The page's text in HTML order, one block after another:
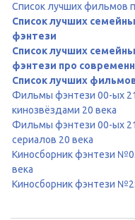
Список лучших фильмов
Список лучших
фэнтези
Список лучших
фэнтези про
Список лучших
Фильмы фэнтези 00-ых
кинозвёздами 20 века
Фильмы фэнтези 00-ых
сериалов 20 века
Киносборник фэнтези
века
Киносборник фэнтези